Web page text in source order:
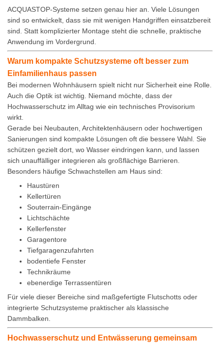
ACQUASTOP-Systeme setzen genau hier an. Viele Lösungen
sind so entwickelt, dass sie mit wenigen Handgriffen einsatzbereit
sind. Statt komplizierter Montage steht die schnelle, praktische
Anwendung im Vordergrund.
Warum kompakte Schutzsysteme oft besser zum
Einfamilienhaus passen
Bei modernen Wohnhäusern spielt nicht nur Sicherheit eine Rolle.
Auch die Optik ist wichtig. Niemand möchte, dass der
Hochwasserschutz im Alltag wie ein technisches Provisorium
wirkt.
Gerade bei Neubauten, Architektenhäusern oder hochwertigen
Sanierungen sind kompakte Lösungen oft die bessere Wahl. Sie
schützen gezielt dort, wo Wasser eindringen kann, und lassen
sich unauffälliger integrieren als großflächige Barrieren.
Besonders häufige Schwachstellen am Haus sind:
Haustüren
Kellertüren
Souterrain-Eingänge
Lichtschächte
Kellerfenster
Garagentore
Tiefgaragenzufahrten
bodentiefe Fenster
Technikräume
ebenerdige Terrassentüren
Für viele dieser Bereiche sind maßgefertigte Flutschotts oder
integrierte Schutzsysteme praktischer als klassische
Dammbalken.
Hochwasserschutz und Entwässerung gemeinsam